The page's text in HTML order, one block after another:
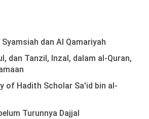
dan Al Qamariyah
dan Tanzil, Inzal, dalam al-Quran,
of Hadith Scholar Sa'id bin al-
Turunnya Dajjal